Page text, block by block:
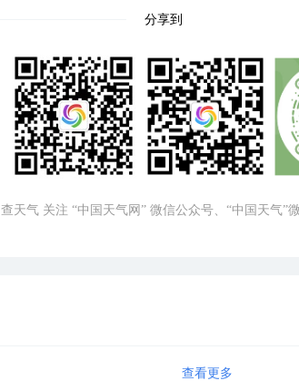
分享到
查天气 关注 “中国天气网” 微信公众号、“中国天气”
查看更多